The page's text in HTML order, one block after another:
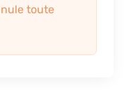
toute